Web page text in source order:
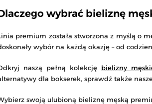
wybrać bieliznę
premium została stworzona z myślą o
wybór na każdą okazję – od
naszą pełną kolekcję bielizny
dla bokserek, sprawdź także
swoją ulubioną bieliznę męską